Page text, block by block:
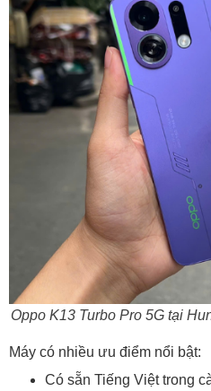
Oppo K13 Turbo Pro 5G tại
Máy có nhiều ưu điểm nổi bật:
Có sẵn Tiếng Việt trong